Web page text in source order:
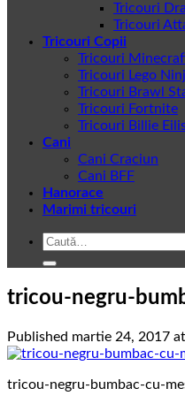
Tricouri
Tricouri
Tricouri Copii
Tricouri
Tricouri Lego
Tricouri Brawl
Tricouri Fortnite
Tricouri Billie
Cani
Cani Craciun
Cani BFF
Hanorace
Marimi tricouri
Caută
tricou-negru-
Published martie 24, 2017 at
tricou-negru-bumbac-cu-